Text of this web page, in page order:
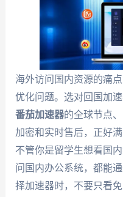
海外访问国内资源的痛
优化问题。选对回国加
番茄加速器的全球节点
加密和实时售后，正好
不管你是留学生想看国
问国内办公系统，都能
择加速器时，不要只看